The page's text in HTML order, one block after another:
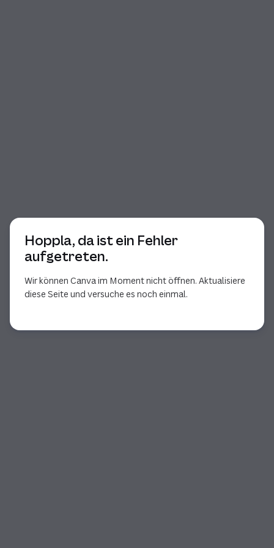
Hoppla, da ist ein Fehler
aufgetreten.
Wir können Canva im Moment nicht öffnen. Aktualisiere
diese Seite und versuche es noch einmal.